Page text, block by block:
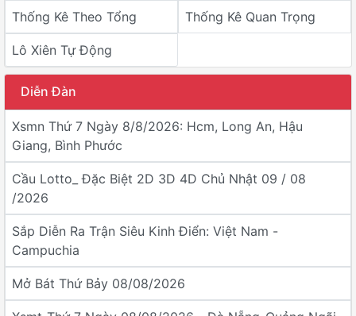
Thống Kê Theo Tổng Thống Kê Quan Trọng
Lô Xiên Tự Động
Diễn Đàn
Xsmn Thứ 7 Ngày 8/8/2026: Hcm, Long An, Hậu
Giang, Bình Phước
Cầu Lotto_ Đặc Biệt 2D 3D 4D Chủ Nhật 09 / 08
/2026
Sắp Diễn Ra Trận Siêu Kinh Điển: Việt Nam -
Campuchia
Mở Bát Thứ Bảy 08/08/2026